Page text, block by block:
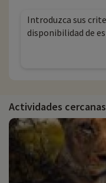
Introduzca sus
disponibilidad de
Actividades cercanas